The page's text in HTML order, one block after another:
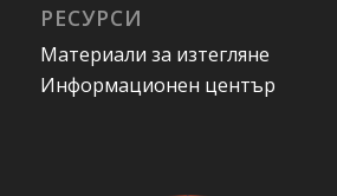
РЕСУРСИ
Материали за изтегляне
Информационен център